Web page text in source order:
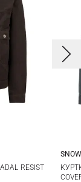
XXL
RESIST
M